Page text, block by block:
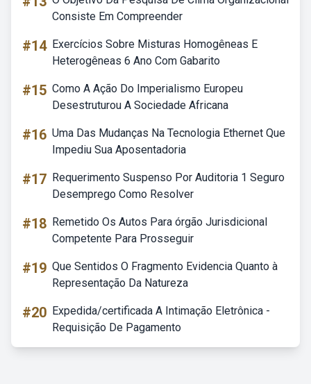
Consiste Em Compreender
#14 Exercícios Sobre Misturas Homogêneas E
Heterogêneas 6 Ano Com Gabarito
#15 Como A Ação Do Imperialismo Europeu
Desestruturou A Sociedade Africana
#16 Uma Das Mudanças Na Tecnologia Ethernet Que
Impediu Sua Aposentadoria
#17 Requerimento Suspenso Por Auditoria 1 Seguro
Desemprego Como Resolver
#18 Remetido Os Autos Para órgão Jurisdicional
Competente Para Prosseguir
#19 Que Sentidos O Fragmento Evidencia Quanto à
Representação Da Natureza
#20 Expedida/certificada A Intimação Eletrônica -
Requisição De Pagamento